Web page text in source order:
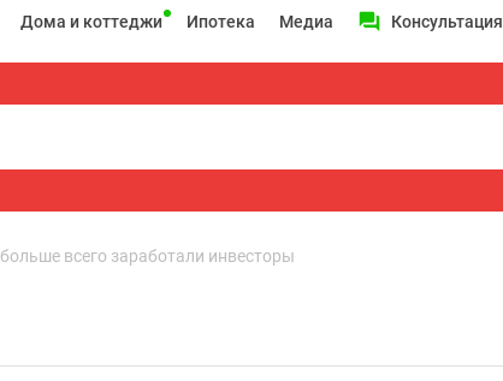
Дома и коттеджи Ипотека Медиа Консультация
всего заработали инвесторы